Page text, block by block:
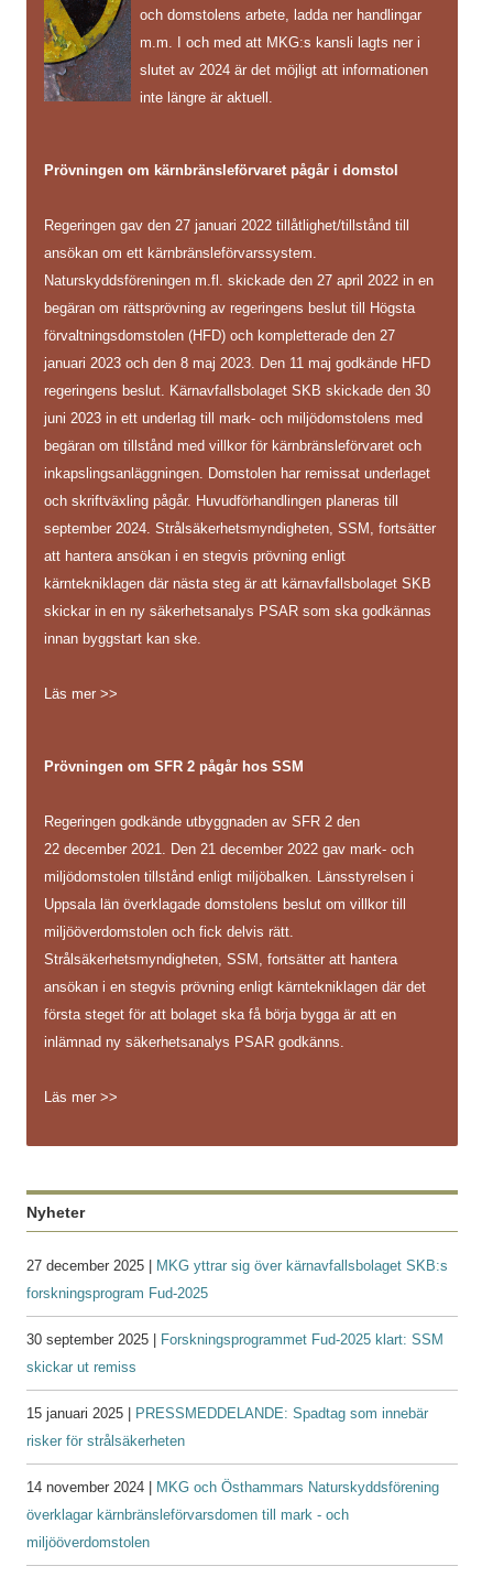
och domstolens arbete, ladda ner handlingar
m.m. I och med att MKG:s kansli lagts ner i
slutet av 2024 är det möjligt att informationen
inte längre är aktuell.
Prövningen om kärnbränsleförvaret pågår i domstol
Regeringen gav den 27 januari 2022 tillåtlighet/tillstånd till
ansökan om ett kärnbränsleförvarssystem.
Naturskyddsföreningen m.fl. skickade den 27 april 2022 in en
begäran om rättsprövning av regeringens beslut till Högsta
förvaltningsdomstolen (HFD) och kompletterade den 27
januari 2023 och den 8 maj 2023. Den 11 maj godkände HFD
regeringens beslut. Kärnavfallsbolaget SKB skickade den 30
juni 2023 in ett underlag till mark- och miljödomstolens med
begäran om tillstånd med villkor för kärnbränsleförvaret och
inkapslingsanläggningen. Domstolen har remissat underlaget
och skriftväxling pågår. Huvudförhandlingen planeras till
september 2024. Strålsäkerhetsmyndigheten, SSM, fortsätter
att hantera ansökan i en stegvis prövning enligt
kärntekniklagen där nästa steg är att kärnavfallsbolaget SKB
skickar in en ny säkerhetsanalys PSAR som ska godkännas
innan byggstart kan ske.
Läs mer >>
Prövningen om SFR 2 pågår hos SSM
Regeringen godkände utbyggnaden av SFR 2 den
22 december 2021. Den 21 december 2022 gav mark- och
miljödomstolen tillstånd enligt miljöbalken. Länsstyrelsen i
Uppsala län överklagade domstolens beslut om villkor till
miljööverdomstolen och fick delvis rätt.
Strålsäkerhetsmyndigheten, SSM, fortsätter att hantera
ansökan i en stegvis prövning enligt kärntekniklagen där det
första steget för att bolaget ska få börja bygga är att en
inlämnad ny säkerhetsanalys PSAR godkänns.
Läs mer >>
Nyheter
27 december 2025 |
MKG yttrar sig över kärnavfallsbolaget SKB:s
forskningsprogram Fud-2025
30 september 2025 |
Forskningsprogrammet Fud-2025 klart: SSM
skickar ut remiss
15 januari 2025 |
PRESSMEDDELANDE: Spadtag som innebär
risker för strålsäkerheten
14 november 2024 |
MKG och Östhammars Naturskyddsförening
överklagar kärnbränsleförvarsdomen till mark - och
miljööverdomstolen